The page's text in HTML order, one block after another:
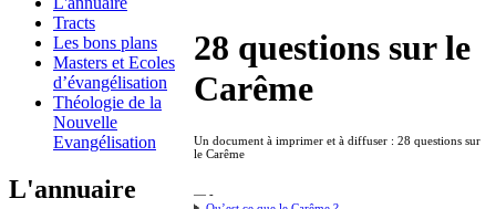
Tracts
Les bons plans
Masters et Ecoles
d’évangélisation
Théologie de la
Nouvelle
Evangélisation
L'annuaire
28 questions sur le
Carême
Un document à imprimer et à diffuser : 28 questions sur
le Carême
— -